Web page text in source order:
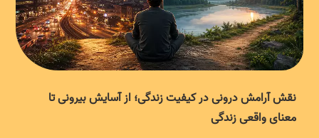
نقش آرامش درونی در کیفیت زندگی؛ از آسایش بیرونی تا
معنای واقعی زندگی